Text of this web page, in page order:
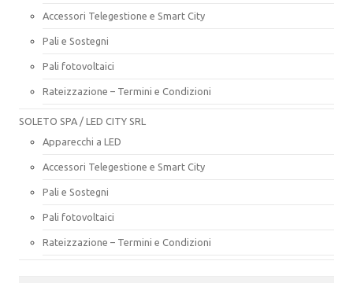
Accessori Telegestione e Smart City
Pali e Sostegni
Pali fotovoltaici
Rateizzazione – Termini e Condizioni
SOLETO SPA / LED CITY SRL
Apparecchi a LED
Accessori Telegestione e Smart City
Pali e Sostegni
Pali fotovoltaici
Rateizzazione – Termini e Condizioni